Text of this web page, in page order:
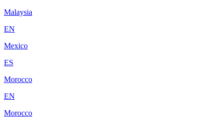
Malaysia
EN
Mexico
ES
Morocco
EN
Morocco